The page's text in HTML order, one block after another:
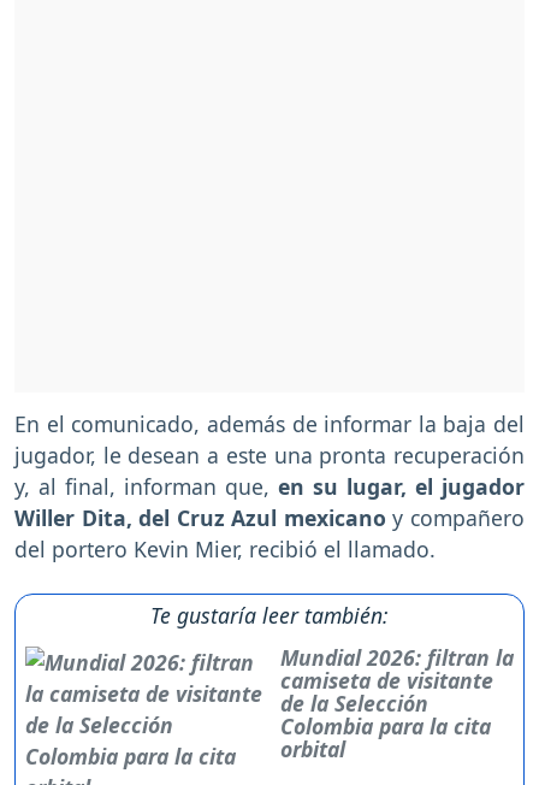
En el comunicado, además de informar la baja del
jugador, le desean a este una pronta recuperación
y, al final, informan que, en su lugar, el jugador
Willer Dita, del Cruz Azul mexicano y compañero
del portero Kevin Mier, recibió el llamado.
Te gustaría leer también:
Mundial 2026: filtran la
camiseta de visitante
de la Selección
Colombia para la cita
orbital